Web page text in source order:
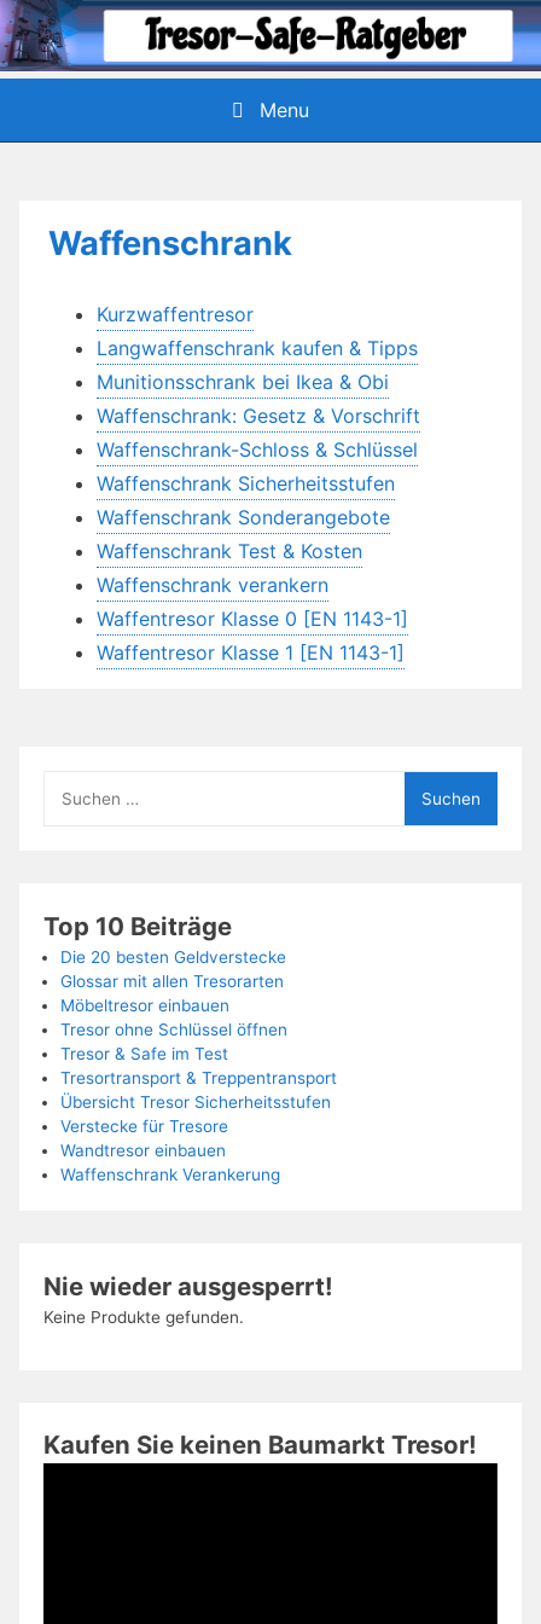
Skip
to
content
Menu
Waffenschrank
Kurzwaffentresor
Langwaffenschrank kaufen & Tipps
Munitionsschrank bei Ikea & Obi
Waffenschrank: Gesetz & Vorschrift
Waffenschrank-Schloss & Schlüssel
Waffenschrank Sicherheitsstufen
Waffenschrank Sonderangebote
Waffenschrank Test & Kosten
Waffenschrank verankern
Waffentresor Klasse 0 [EN 1143-1]
Waffentresor Klasse 1 [EN 1143-1]
nach:
Top 10 Beiträge
Die 20 besten Geldverstecke
Glossar mit allen Tresorarten
Möbeltresor einbauen
Tresor ohne Schlüssel öffnen
Tresor & Safe im Test
Tresortransport & Treppentransport
Übersicht Tresor Sicherheitsstufen
Verstecke für Tresore
Wandtresor einbauen
Waffenschrank Verankerung
Nie wieder ausgesperrt!
Keine Produkte gefunden.
Kaufen Sie keinen Baumarkt Tresor!